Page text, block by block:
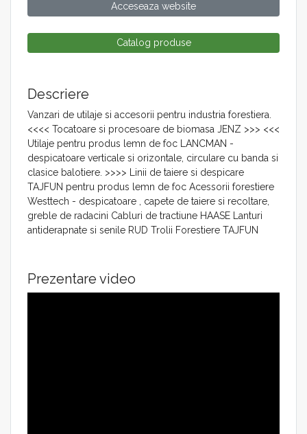
Acceseaza website
Catalog produse
Descriere
Vanzari de utilaje si accesorii pentru industria forestiera.
<<<< Tocatoare si procesoare de biomasa JENZ >>> <<<
Utilaje pentru produs lemn de foc LANCMAN -
despicatoare verticale si orizontale, circulare cu banda si
clasice balotiere. >>>> Linii de taiere si despicare
TAJFUN pentru produs lemn de foc Acessorii forestiere
Westtech - despicatoare , capete de taiere si recoltare,
greble de radacini Cabluri de tractiune HAASE Lanturi
antiderapnate si senile RUD Trolii Forestiere TAJFUN
Prezentare video